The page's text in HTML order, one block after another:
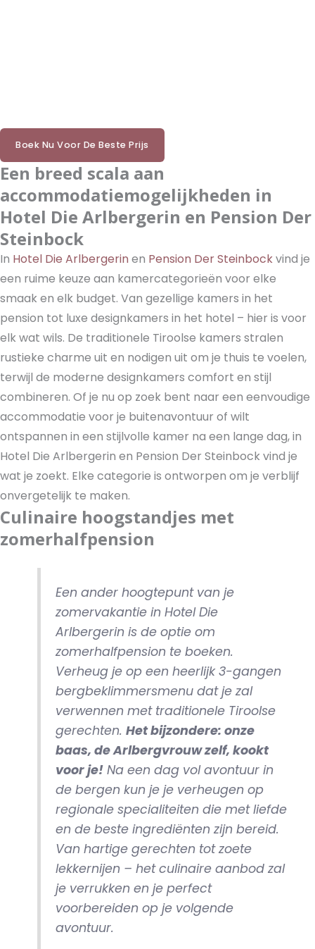
Boek Nu Voor De Beste Prijs
Een breed scala aan
accommodatiemogelijkheden in
Hotel Die Arlbergerin en Pension Der
Steinbock
In Hotel Die Arlbergerin en Pension Der Steinbockvind je
een ruime keuze aan kamercategorieën voor elke
smaak en elk budget. Van gezellige kamers in het
pension tot luxe designkamers in het hotel – hier is voor
elk wat wils. De traditionele Tiroolse kamers stralen
rustieke charme uit en nodigen uit om je thuis te voelen,
terwijl de moderne designkamers comfort en stijl
combineren. Of je nu op zoek bent naar een eenvoudige
accommodatie voor je buitenavontuur of wilt
ontspannen in een stijlvolle kamer na een lange dag, in
Hotel Die Arlbergerin en Pension Der Steinbock vind je
wat je zoekt. Elke categorie is ontworpen om je verblijf
onvergetelijk te maken.
Culinaire hoogstandjes met
zomerhalfpension
Een ander hoogtepunt van je
zomervakantie in Hotel Die
Arlbergerin is de optie om
zomerhalfpension te boeken.
Verheug je op een heerlijk 3-gangen
bergbeklimmersmenu dat je zal
verwennen met traditionele Tiroolse
gerechten. Het bijzondere: onze
baas, de Arlbergvrouw zelf, kookt
voor je!Na een dag vol avontuur in
de bergen kun je je verheugen op
regionale specialiteiten die met liefde
en de beste ingrediënten zijn bereid.
Van hartige gerechten tot zoete
lekkernijen – het culinaire aanbod zal
je verrukken en je perfect
voorbereiden op je volgende
avontuur.